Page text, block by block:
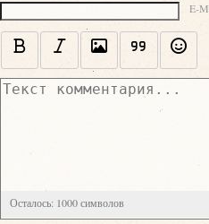
E-
Осталось: 1000символов